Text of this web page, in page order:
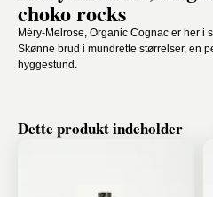
choko rocks
Méry-Melrose, Organic Cognac er her i
Skønne brud i mundrette størrelser, en
hyggestund.
Dette produkt indeholder